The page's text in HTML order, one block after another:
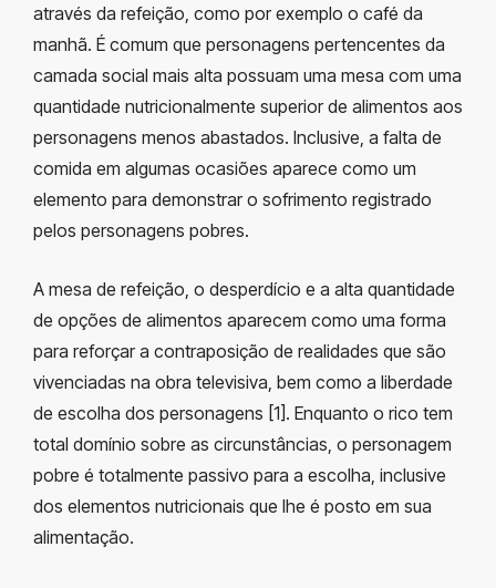
através da refeição, como por exemplo o café da
manhã. É comum que personagens pertencentes da
camada social mais alta possuam uma mesa com uma
quantidade nutricionalmente superior de alimentos aos
personagens menos abastados. Inclusive, a falta de
comida em algumas ocasiões aparece como um
elemento para demonstrar o sofrimento registrado
pelos personagens pobres.
A mesa de refeição, o desperdício e a alta quantidade
de opções de alimentos aparecem como uma forma
para reforçar a contraposição de realidades que são
vivenciadas na obra televisiva, bem como a liberdade
de escolha dos personagens [1]. Enquanto o rico tem
total domínio sobre as circunstâncias, o personagem
pobre é totalmente passivo para a escolha, inclusive
dos elementos nutricionais que lhe é posto em sua
alimentação.